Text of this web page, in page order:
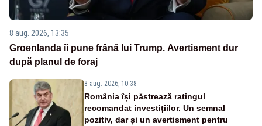
8 aug. 2026, 13:35
Groenlanda îi pune frână lui Trump. Avertisment dur
după planul de foraj
8 aug. 2026, 10:38
România își păstrează ratingul
recomandat investițiilor. Un semnal
pozitiv, dar și un avertisment pentru